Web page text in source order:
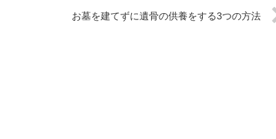
お墓を建てずに遺骨の供養をする3つの方法